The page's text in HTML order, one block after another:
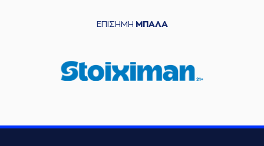
ΕΠΙΣΗΜΗ ΜΠΑΛΑ